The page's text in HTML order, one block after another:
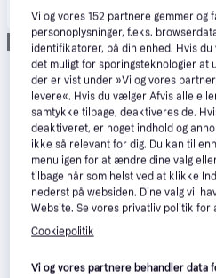
Annonce
Vi og vores152 partnere gemmer og
personoplysninger, f.eks.
identifikatorer, på din enhed. Hvis
det muligt for sporingsteknologier at
der er vist under »Vi og vores
levere«. Hvis du vælger Afvis alle
samtykke tilbage, deaktiveres de.
deaktiveret, er noget indhold og
ikke så relevant for dig. Du kan til
menu igen for at ændre dine valg
tilbage når som helst ved at klikke
nederst på websiden. Dine valg vil
Website. Se vores privatliv politik for
Cookiepolitik
Vi og vores partnere behandler data